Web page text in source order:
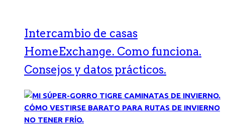
Intercambio de casas
HomeExchange. Como funciona.
Consejos y datos prácticos.